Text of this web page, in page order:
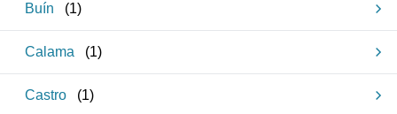
Buín (1)
Calama (1)
Castro (1)